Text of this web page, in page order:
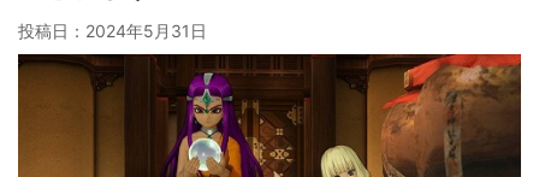
投稿日： 2024年5月31日